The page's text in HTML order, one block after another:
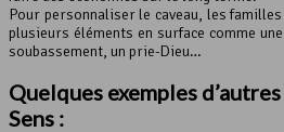
Pour personnaliser le caveau, les
plusieurs éléments en surface comme
soubassement, un prie-Dieu…
Quelques exemples
Sens :